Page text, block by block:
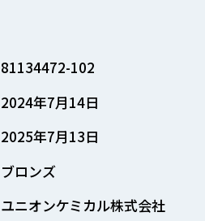
81134472-102
2024年7月14日
2025年7月13日
ブロンズ
ユニオンケミカル株式会社